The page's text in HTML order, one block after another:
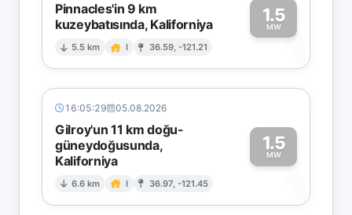
Pinnacles'in 9 km
kuzeybatısında, Kaliforniya
5.5 km I 36.59, -121.21
1.5
MW1
16:05:29 05.08.2026
Gilroy'un 11 km doğu-
güneydoğusunda,
Kaliforniya
6.6 km I 36.97, -121.45
1.5
MW
1